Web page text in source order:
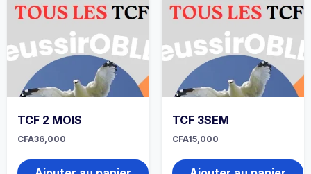
TCF 2 MOIS
CFA36,000
TCF 3SEM
CFA15,000